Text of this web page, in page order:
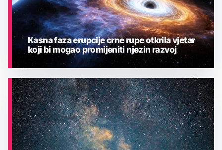
ASTRONOMIJA
Kasna faza erupcije crne rupe otkrila vjetar
koji bi mogao promijeniti njezin razvoj